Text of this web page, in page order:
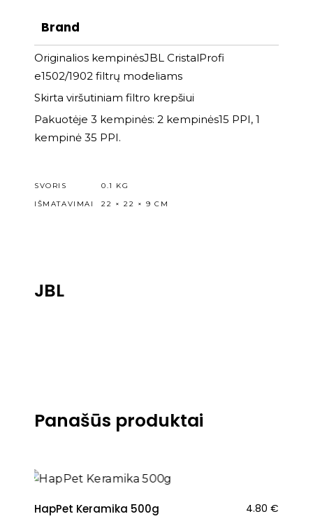
Brand
Originalios kempinėsJBL CristalProfi
e1502/1902 filtrų modeliams
Skirta viršutiniam filtro krepšiui
Pakuotėje 3 kempinės: 2 kempinės15 PPI, 1
kempinė 35 PPI.
SVORIS
0.1 KG
IŠMATAVIMAI
22 × 22 × 9 CM
JBL
Panašūs produktai
HapPet Keramika 500g 4.80 €